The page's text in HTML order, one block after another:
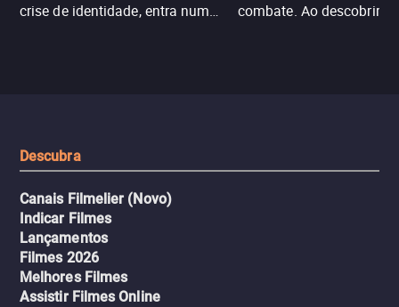
crise de identidade, entra num
combate. Ao descobrir a
Descubra
Canais Filmelier (Novo)
Indicar Filmes
Lançamentos
Filmes 2026
Melhores Filmes
Assistir Filmes Online